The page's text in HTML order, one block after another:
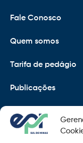
Fale Conosco
Quem somos
Tarifa de pedágio
Publicações
EPR
Copyright 2021 ©